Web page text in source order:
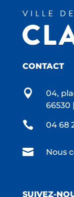
CONTACT

04,
66530
 04 68
 Nous
SUIVEZ-